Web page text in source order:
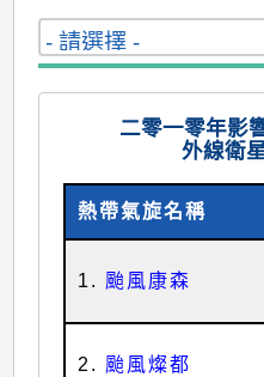
二零一零年影
外線衛
熱帶氣旋名稱
1. 颱風康森
2. 颱風燦都